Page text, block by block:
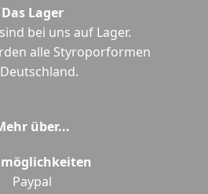
Das Lager
bei uns auf Lager.
alle Styroporformen
über...
Paypal